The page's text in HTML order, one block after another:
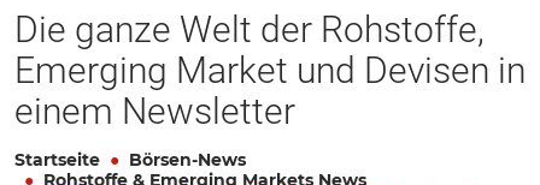
Die ganze Welt der Rohstoffe,
Emerging Market und Devisen in
einem Newsletter
Startseite
Börsen-News
Rohstoffe & Emerging Markets News